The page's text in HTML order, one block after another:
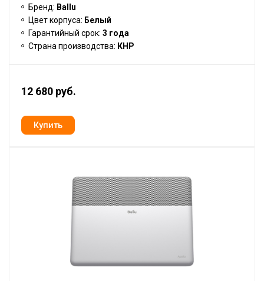
Бренд: Ballu
Цвет корпуса: Белый
Гарантийный срок: 3 года
Страна производства: КНР
12 680 руб.